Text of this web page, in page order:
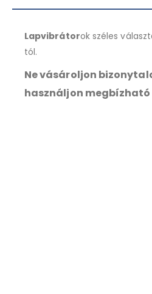
Lapvibrátorok széles
tól.
Ne vásároljon
használjon megbízható